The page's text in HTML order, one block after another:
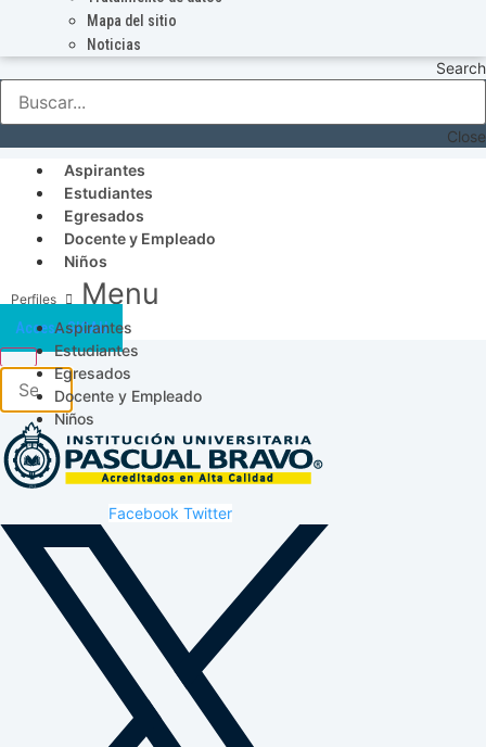
Mapa del sitio
Noticias
Search
Close
Aspirantes
Estudiantes
Egresados
Docente y Empleado
Niños
Menu
Aspirantes
Estudiantes
Egresados
Docente y Empleado
Niños
Acceso SICAU
Facebook Twitter